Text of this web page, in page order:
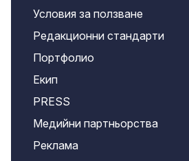
Условия за ползване
Редакционни стандарти
Портфолио
Екип
PRESS
Медийни партньорства
Реклама